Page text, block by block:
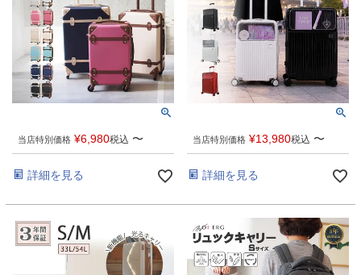
当店特別価格 ¥6,980税込 〜
詳細を見る
当店特別価格 ¥13,980税込 〜
詳細を見る